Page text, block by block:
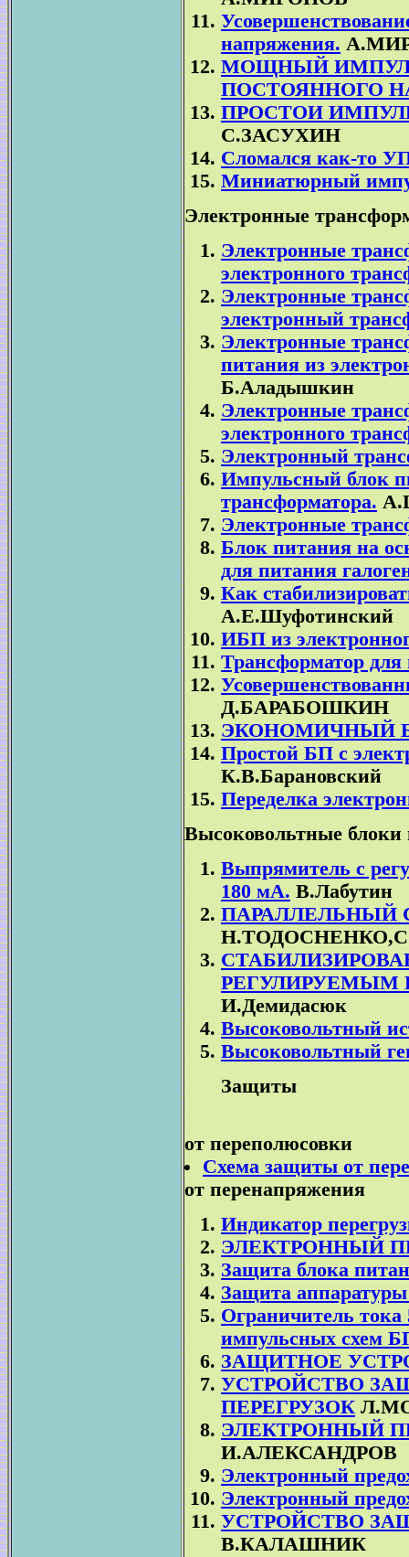
напряжения.
МОЩНЫЙ
ПОСТОЯННОГО
ПРОСТОИ
С.ЗАСУХИН
Сломался как-то
Миниатюрный
Электронные
Электронные
электронного
Электронные
электронный
Электронные
питания из
Б.Аладышкин
Электронные
электронного
Электронный
Импульсный блок
трансформатора.
Электронные
Блок питания на
для питания
Как
А.Е.Шуфотинский
ИБП из
Трансформатор для
Д.БАРАБОШКИН
ЭКОНОМИЧНЫЙ
Простой БП с
К.В.Барановский
Переделка
Высоковольтные блоки
Выпрямитель с
180 мА. В.Лабутин
ПАРАЛЛЕЛЬНЫЙ
РЕГУЛИРУЕМЫМ
И.Демидасюк
Высоковольтный
Высоковольтный
Защиты
от переполюсовки
Схема защиты от
от перенапряжения
Индикатор
ЭЛЕКТРОННЫЙ
Защита блока
Защита
Ограничитель
импульсных схем
ЗАЩИТНОЕ
УСТРОЙСТВО
ПЕРЕГРУЗОК
ЭЛЕКТРОННЫЙ
И.АЛЕКСАНДРОВ
Электронный
Электронный
УСТРОЙСТВО
В.КАЛАШНИК